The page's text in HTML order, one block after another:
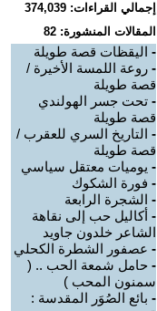
إجمالي القراءات: 374,039
المقالات المنشورة: 82
- اليقظات قصة طويلة
- روعة اللمسة الأخيرة /
قصة طويلة
- تحت جسر الهولندي
قصة طويلة
- التاريخ السري للعقرب /
قصة طويلة
- يوميات معتقل سياسي
- فورة الشكوك
- الشجرة الرابعة
- أكاليل حب إلى نقاهة
الشاعر خلدون جاويد
- عصفور الشطرة الكحلي
- حامل شمعة الحب .. (
سمنون المحب )
- بائع الصُوَر المقدسة :